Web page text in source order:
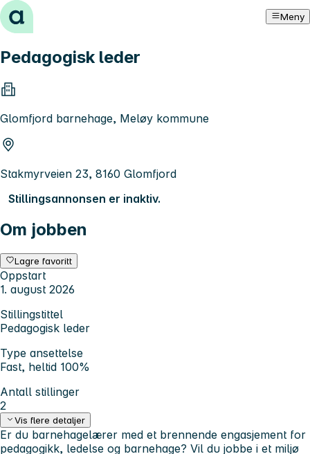
Hopp til innhold Meny
Pedagogisk leder
Glomfjord barnehage, Meløy kommune
Stakmyrveien 23, 8160 Glomfjord
Stillingsannonsen er inaktiv.
Om jobben
Lagre favoritt
Oppstart
1. august 2026
Stillingstittel
Pedagogisk leder
Type ansettelse
Fast, heltid 100%
Antall stillinger
2
Vis flere detaljer
Er du barnehagelærer med et brennende engasjement for
pedagogikk, ledelse og barnehage? Vil du jobbe i et miljø